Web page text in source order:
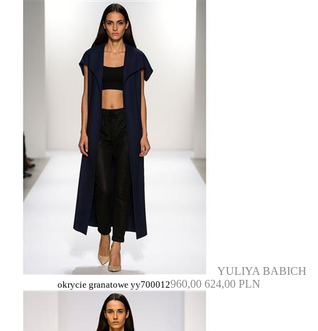
YULIYA BABICH
okrycie granatowe yy700012960,00 624,00 PLN